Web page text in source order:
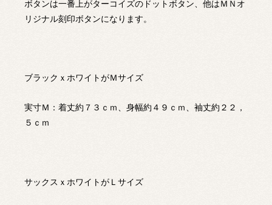
ボタンは一番上がターコイズのドットボタン、他はＭＮオ
リジナル刻印ボタンになります。
ブラックｘホワイトがＭサイズ
実寸Ｍ：着丈約７３ｃｍ、身幅約４９ｃｍ、袖丈約２２，
５ｃｍ
サックスｘホワイトがＬサイズ